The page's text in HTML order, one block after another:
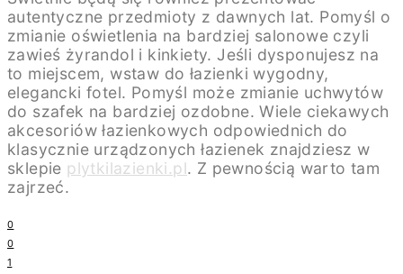
autentyczne przedmioty z dawnych lat. Pomyśl o
zmianie oświetlenia na bardziej salonowe czyli
zawieś żyrandol i kinkiety. Jeśli dysponujesz na
to miejscem, wstaw do łazienki wygodny,
elegancki fotel. Pomyśl może zmianie uchwytów
do szafek na bardziej ozdobne. Wiele ciekawych
akcesoriów łazienkowych odpowiednich do
klasycznie urządzonych łazienek znajdziesz w
sklepie plytkilazienki.pl. Z pewnością warto tam
zajrzeć.
0
0
1